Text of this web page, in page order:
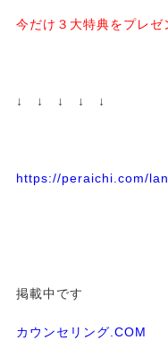
今だけ３大特典をプレゼ
↓ ↓ ↓ ↓ ↓
https://peraichi.com/
掲載中です
カウンセリング.COM